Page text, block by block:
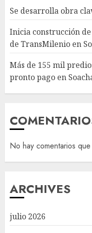
Se desarrolla obra
Inicia construcción
de TransMilenio en
Más de 155 mil
pronto pago en
No hay comentarios que
ARCHIVES
julio 2026